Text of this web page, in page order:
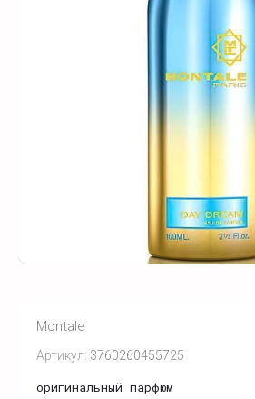
Артикул: 3760260455725
Montale
оригинальный парфюм